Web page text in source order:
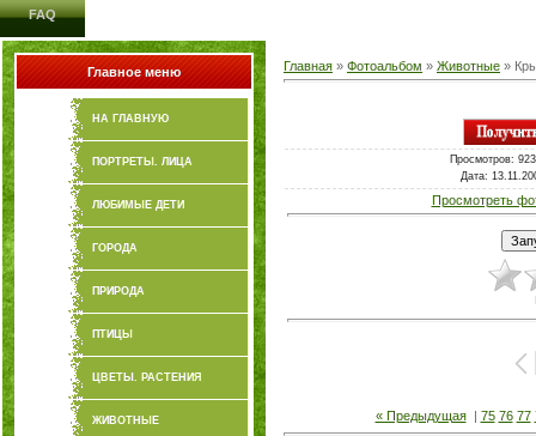
FAQ
Главное меню
НА ГЛАВНУЮ
ПОРТРЕТЫ. ЛИЦА
ЛЮБИМЫЕ ДЕТИ
ГОРОДА
ПРИРОДА
ПТИЦЫ
ЦВЕТЫ. РАСТЕНИЯ
ЖИВОТНЫЕ
Главная » Фотоальбом » Животные »
Просмотров:
Дата:
Просмотреть
« Предыдущая| 75 76 77